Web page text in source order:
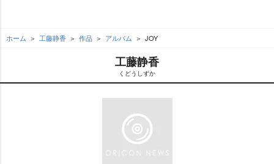
ホーム 工藤静香 作品 アルバム JOY
工藤静香
くどうしずか